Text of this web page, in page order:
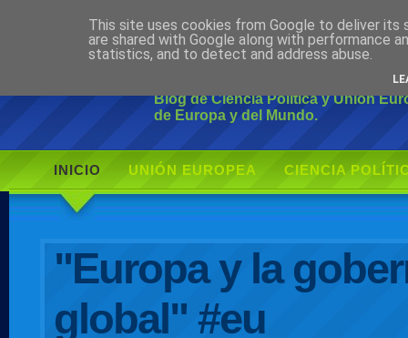
Ciudadano
Blog de Ciencia Política y Unión
de Europa y del Mundo.
INICIO UNIÓN EUROPEA CIENCIA
"Europa y la
global" #eu
This site uses cookies from Google to deliver its
are shared with Google along with performance
statistics, and to detect and address abuse.